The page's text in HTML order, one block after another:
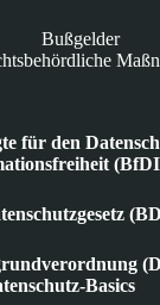
Bußgelder
für den
Basics